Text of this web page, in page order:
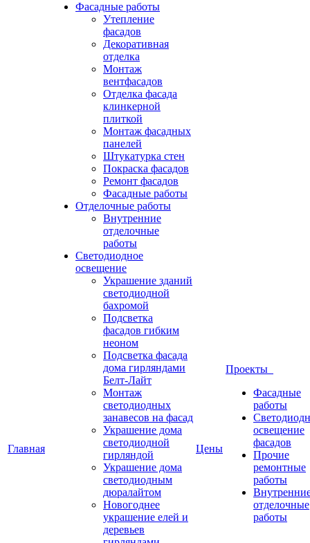
Главная
Фасадные работы
Утепление
фасадов
Декоративная
отделка
Монтаж
вентфасадов
Отделка фасада
клинкерной
плиткой
Монтаж фасадных
панелей
Штукатурка стен
Покраска фасадов
Ремонт фасадов
Фасадные работы
Отделочные работы
Внутренние
отделочные
работы
Светодиодное
освещение
Украшение зданий
светодиодной
бахромой
Подсветка
фасадов гибким
неоном
Подсветка фасада
дома гирляндами
Белт-Лайт
Монтаж
светодиодных
занавесов на фасад
Украшение дома
светодиодной
гирляндой
Украшение дома
светодиодным
дюралайтом
Новогоднее
украшение елей и
деревьев
Цены
Проекты
Фасадные
работы
освещение
фасадов
Прочие
ремонтные
работы
отделочные
работы